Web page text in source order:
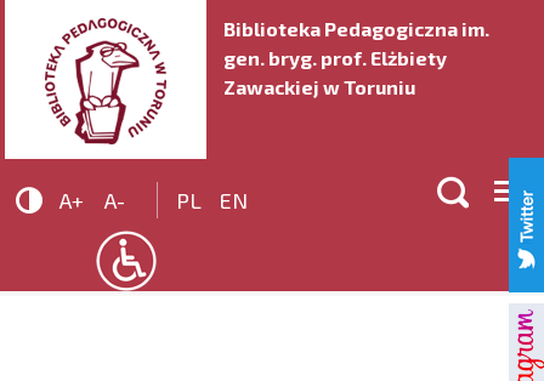
Biblioteka Pedagogiczna im.
gen. bryg. prof. Elżbiety
Zawackiej w Toruniu
 A+ A- PL EN 